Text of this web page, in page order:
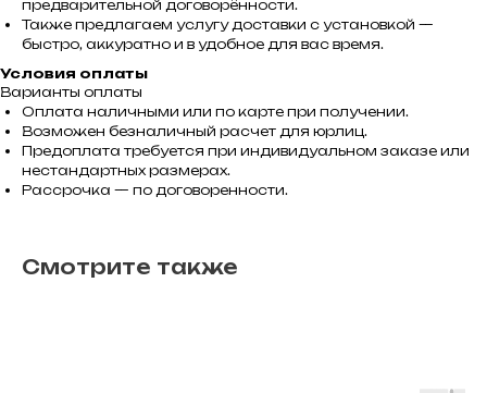
предварительной договорённости.
Также предлагаем услугу доставки с установкой —
быстро, аккуратно и в удобное для вас время.
Условия оплаты
Варианты оплаты
Оплата наличными или по карте при получении.
Возможен безналичный расчет для юрлиц.
Предоплата требуется при индивидуальном заказе или
нестандартных размерах.
Рассрочка — по договоренности.
Смотрите также